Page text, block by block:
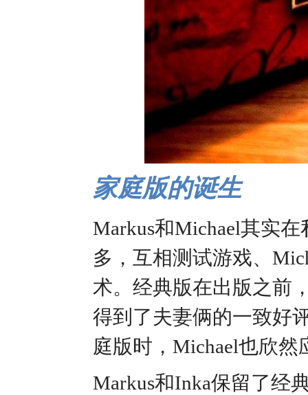
家庭版的诞生
Markus和Michael其实
多，互相测试游戏、
术。经典版在出版之前
得到了夫妻俩的一致好
庭版时，Michael也欣
Markus和Inka保留了经